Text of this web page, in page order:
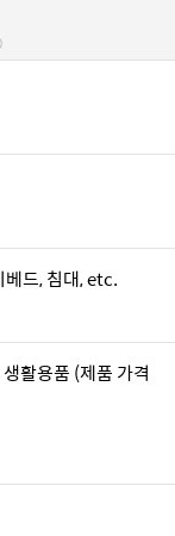
드, 침대, etc.
활용품 (제품 가격